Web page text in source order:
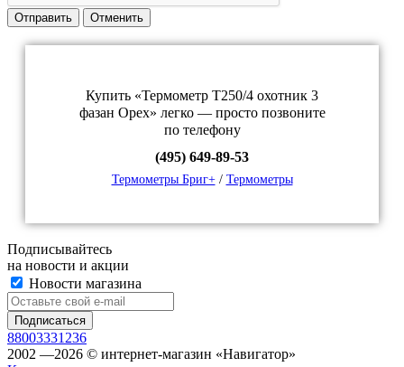
Отправить Отменить
Купить «Термометр Т250/4 охотник 3
фазан Орех» легко — просто позвоните
по телефону
(495) 649-89-53
Термометры Бриг+/ Термометры
Подписывайтесь
на новости и акции
Новости магазина
88003331236
2002 —2026 © интернет-магазин «Навигатор»